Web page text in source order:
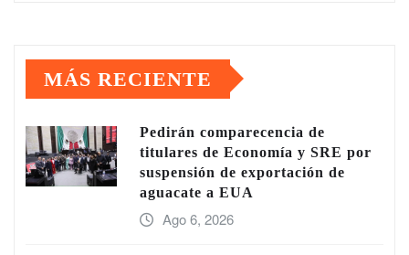
MÁS RECIENTE
Pedirán comparecencia de
titulares de Economía y SRE por
suspensión de exportación de
aguacate a EUA
Ago 6, 2026